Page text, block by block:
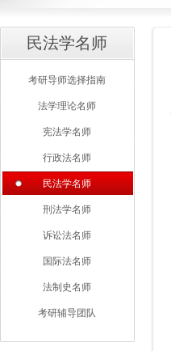
民法学名师
考研导师选择指南
法学理论名师
宪法学名师
行政法名师
民法学名师
刑法学名师
诉讼法名师
国际法名师
法制史名师
考研辅导团队